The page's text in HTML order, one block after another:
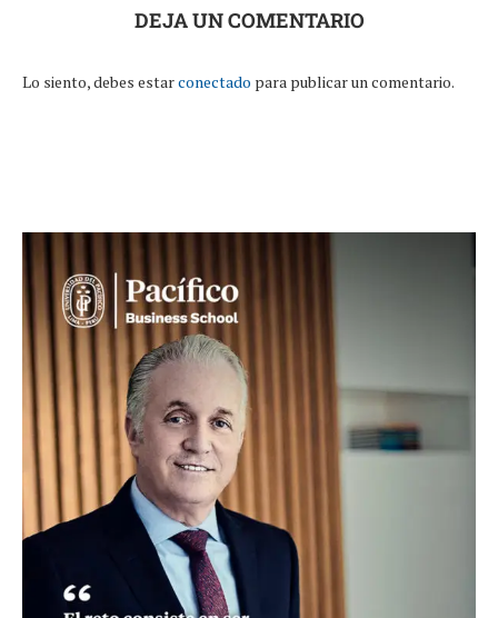
DEJA UN COMENTARIO
Lo siento, debes estarconectado para publicar un comentario.